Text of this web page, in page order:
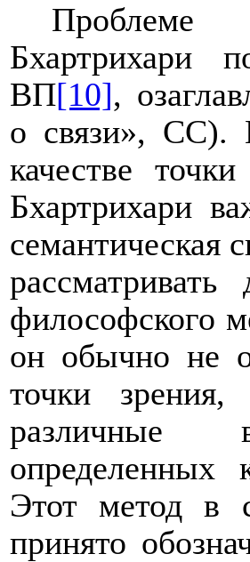
Проблеме
Бхартрихари
ВП[10],
о связи», СС).
качестве
Бхартрихари
семантическая
философского
он обычно не
точки зрения,
различные
определенных
Этот метод в
принято